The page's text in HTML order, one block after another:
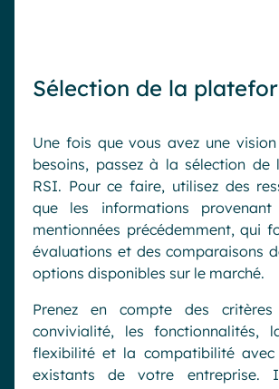
Sélection de la
Une fois que vous avez une
besoins, passez à la sélection
RSI. Pour ce faire, utilisez des
que les informations provenant
mentionnées précédemment, qui
évaluations et des comparaisons
options disponibles sur le marché.
Prenez en compte des
convivialité, les fonctionnalités,
flexibilité et la compatibilité avec
existants de votre entreprise.